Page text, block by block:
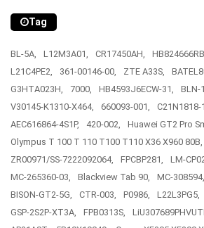
Tag
BL-5A, L12M3A01, CR17450AH,
L21C4PE2,
361-00146-00, ZTE A33S,
G3HTA023H,
7000, HB4593J6ECW-31, BLN-
V30145-K1310-X464,
660093-001, C21N1818-
AEC616864-4S1P,
420-002,
Huawei GT2 Pro
Olympus T 100 T 110 T100 T110 X36 X960 80B,
ZR00971/SS-7222092064,
FPCBP281, LM-
MC-265360-03,
Blackview Tab 90, MC-308594,
BISON-GT2-5G,
CTR-003, P0986, L22L3PG5,
GSP-2S2P-XT3A,
FPB0313S,